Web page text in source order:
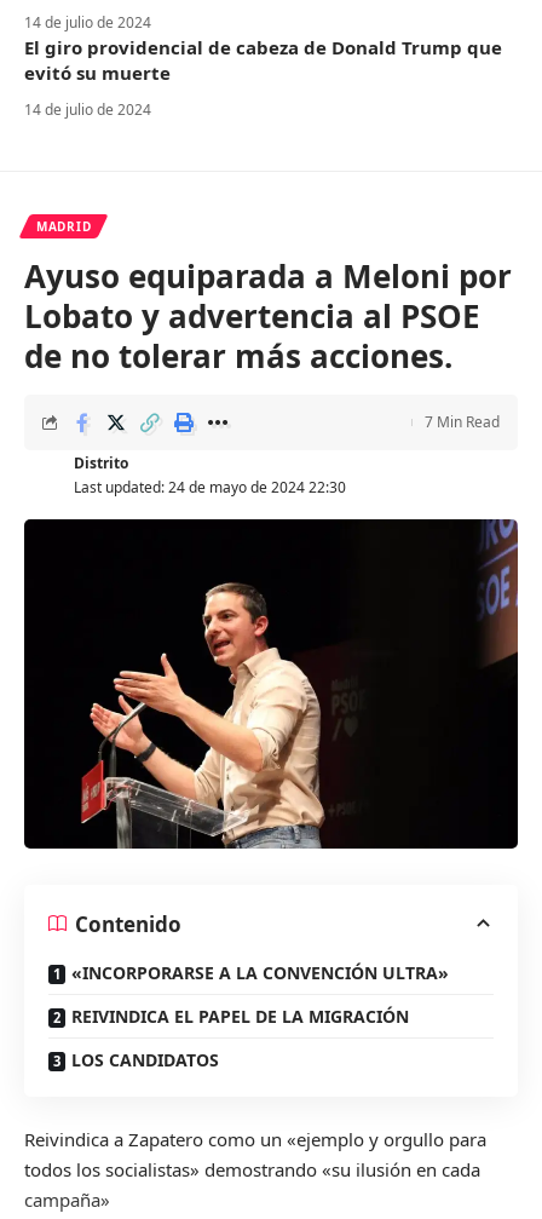
14 de julio de 2024
El giro providencial de cabeza de Donald Trump que
evitó su muerte
14 de julio de 2024
MADRID
Ayuso equiparada a Meloni por
Lobato y advertencia al PSOE
de no tolerar más acciones.
Last updated: 24 de mayo de 2024 22:30
Distrito
7 Min Read
Contenido
«INCORPORARSE A LA CONVENCIÓN ULTRA»
REIVINDICA EL PAPEL DE LA MIGRACIÓN
LOS CANDIDATOS
Reivindica a Zapatero como un «ejemplo y orgullo para
todos los socialistas» demostrando «su ilusión en cada
campaña»